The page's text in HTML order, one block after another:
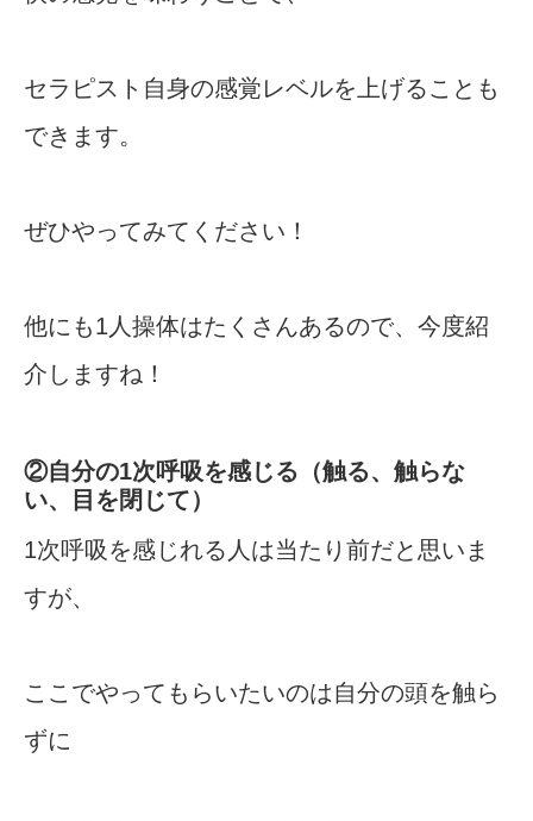
セラピスト自身の感覚レベルを上げることも
できます。
ぜひやってみてください！
他にも1人操体はたくさんあるので、今度紹
介しますね！
②自分の1次呼吸を感じる（触る、触らな
い、目を閉じて）
1次呼吸を感じれる人は当たり前だと思いま
すが、
ここでやってもらいたいのは自分の頭を触ら
ずに